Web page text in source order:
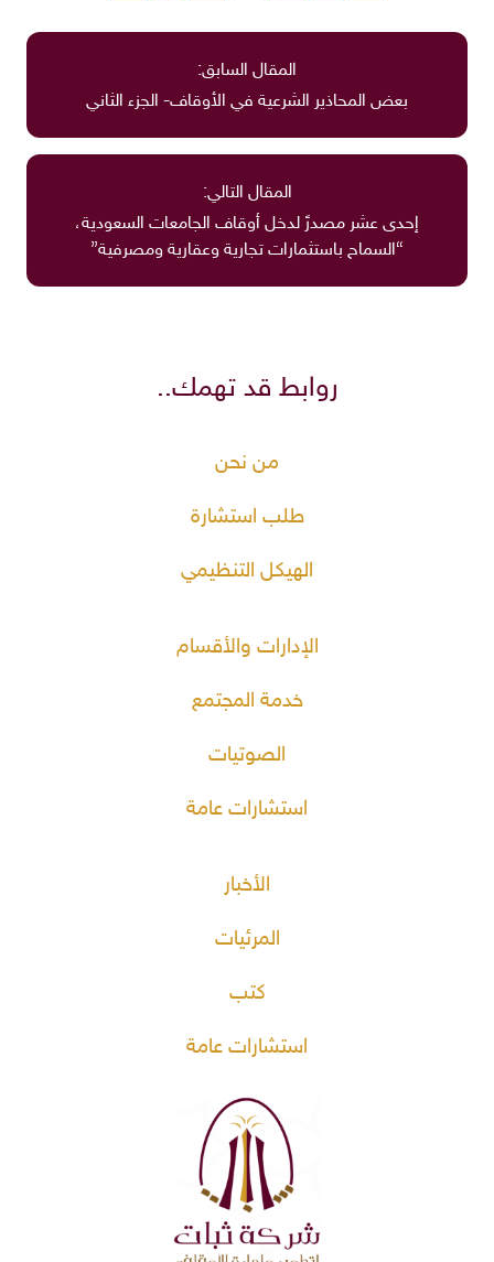
المقال السابق:
بعض المحاذير الشرعية في الأوقاف- الجزء الثاني
المقال التالي:
إحدى عشر مصدرً لدخل أوقاف الجامعات السعودية،
“السماح باستثمارات تجارية وعقارية ومصرفية”
روابط قد تهمك..
من نحن
طلب استشارة
الهيكل التنظيمي
الإدارات والأقسام
خدمة المجتمع
الصوتيات
استشارات عامة
الأخبار
المرئيات
كتب
استشارات عامة